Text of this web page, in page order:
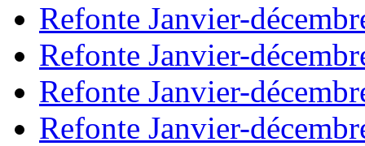
Refonte Janvier-
Refonte Janvier-
Refonte Janvier-
Refonte Janvier-